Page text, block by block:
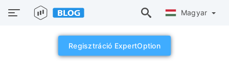
Magyar
Regisztráció ExpertOption